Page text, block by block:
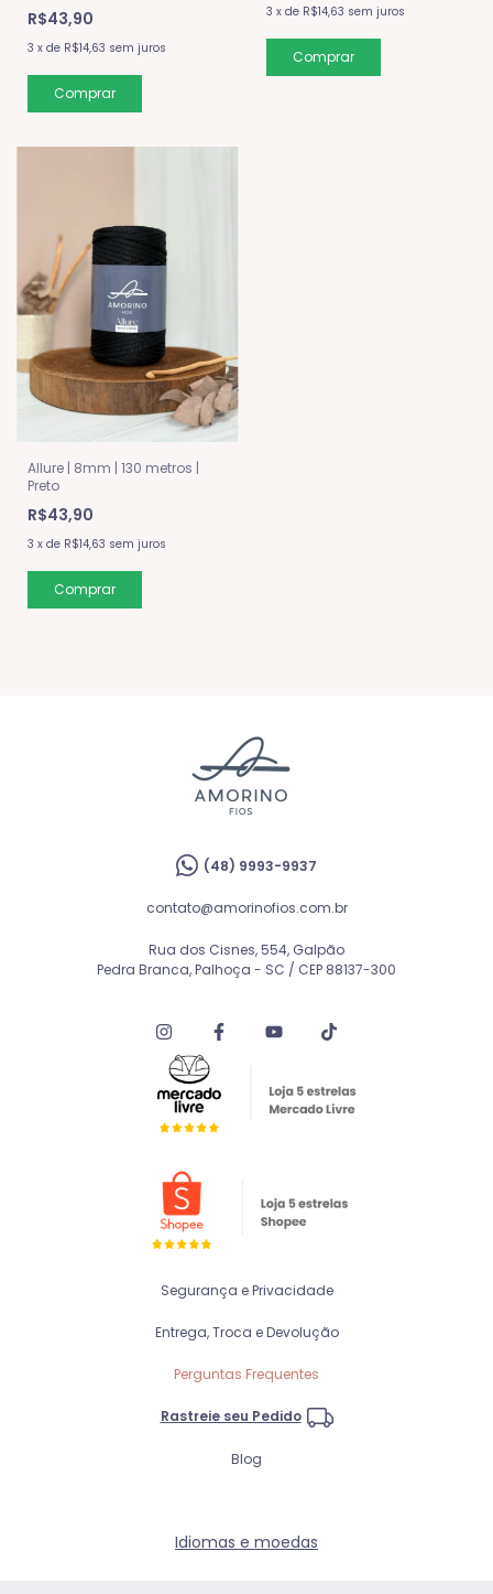
R$43,90
3 x de R$14,63 sem juros
3 x de R$14,63 sem juros
Allure | 8mm | 130 metros |
Preto
R$43,90
3 x de R$14,63 sem juros
(48) 9993-9937
contato@amorinofios.com.br
Rua dos Cisnes, 554, Galpão
Pedra Branca, Palhoça - SC / CEP 88137-300
Segurança e Privacidade
Entrega, Troca e Devolução
Perguntas Frequentes
Rastreie seu Pedido
Blog
Idiomas e moedas